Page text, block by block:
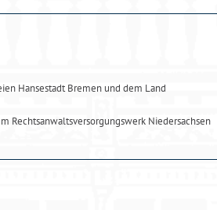
Hansestadt Bremen und dem Land
Rechtsanwaltsversorgungswerk Niedersachsen